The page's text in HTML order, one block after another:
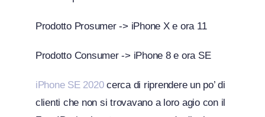
Prodotto Prosumer -> iPhone X e ora 11
Prodotto Consumer -> iPhone 8 e ora SE
iPhone SE 2020cerca di riprendere un po’ di
clienti che non si trovavano a loro agio con il